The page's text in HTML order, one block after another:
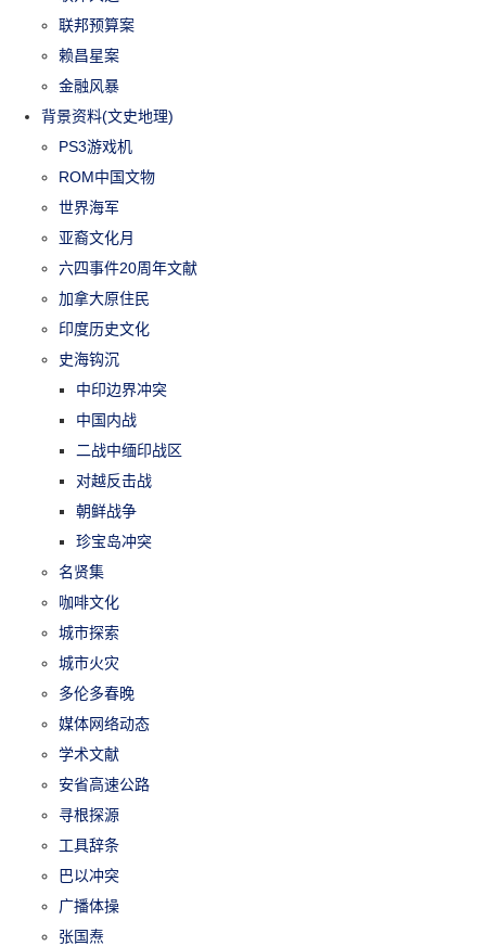
联邦预算案
赖昌星案
金融风暴
背景资料(文史地理)
PS3游戏机
ROM中国文物
世界海军
亚裔文化月
六四事件20周年文献
加拿大原住民
印度历史文化
史海钩沉
中印边界冲突
中国内战
二战中缅印战区
对越反击战
朝鲜战争
珍宝岛冲突
名贤集
咖啡文化
城市探索
城市火灾
多伦多春晚
媒体网络动态
学术文献
安省高速公路
寻根探源
工具辞条
巴以冲突
广播体操
张国焘